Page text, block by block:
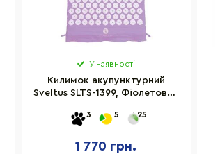
У наявності
Килимок акупунктурний
Sveltus SLTS-1399, Фіолетовий
3 5 25
1 770 грн.